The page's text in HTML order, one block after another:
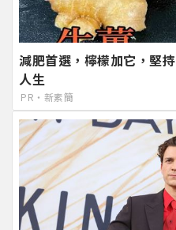
減肥首選，檸檬加它，堅
人生
PR・新素簡